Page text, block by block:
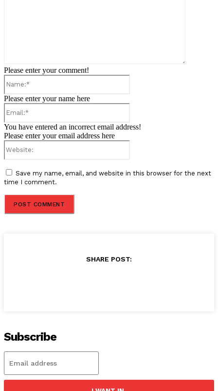
Please enter your comment!
Please enter your name here
You have entered an incorrect email address!
Please enter your email address here
Save my name, email, and website in this browser for the next
time I comment.
SHARE POST:
Subscribe